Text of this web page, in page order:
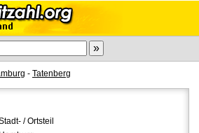
- Tatenberg
/ Ortsteil